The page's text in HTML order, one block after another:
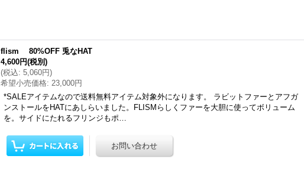
flism 80%OFF 兎なHAT
4,600円(税別)
(税込: 5,060円)
希望小売価格: 23,000円
*SALEアイテムなので送料無料アイテム対象外になります。 ラビットファーとアフガ
ンストールをHATにあしらいました。FLISMらしくファーを大胆に使ってボリューム
を。サイドにたれるフリンジもポ…